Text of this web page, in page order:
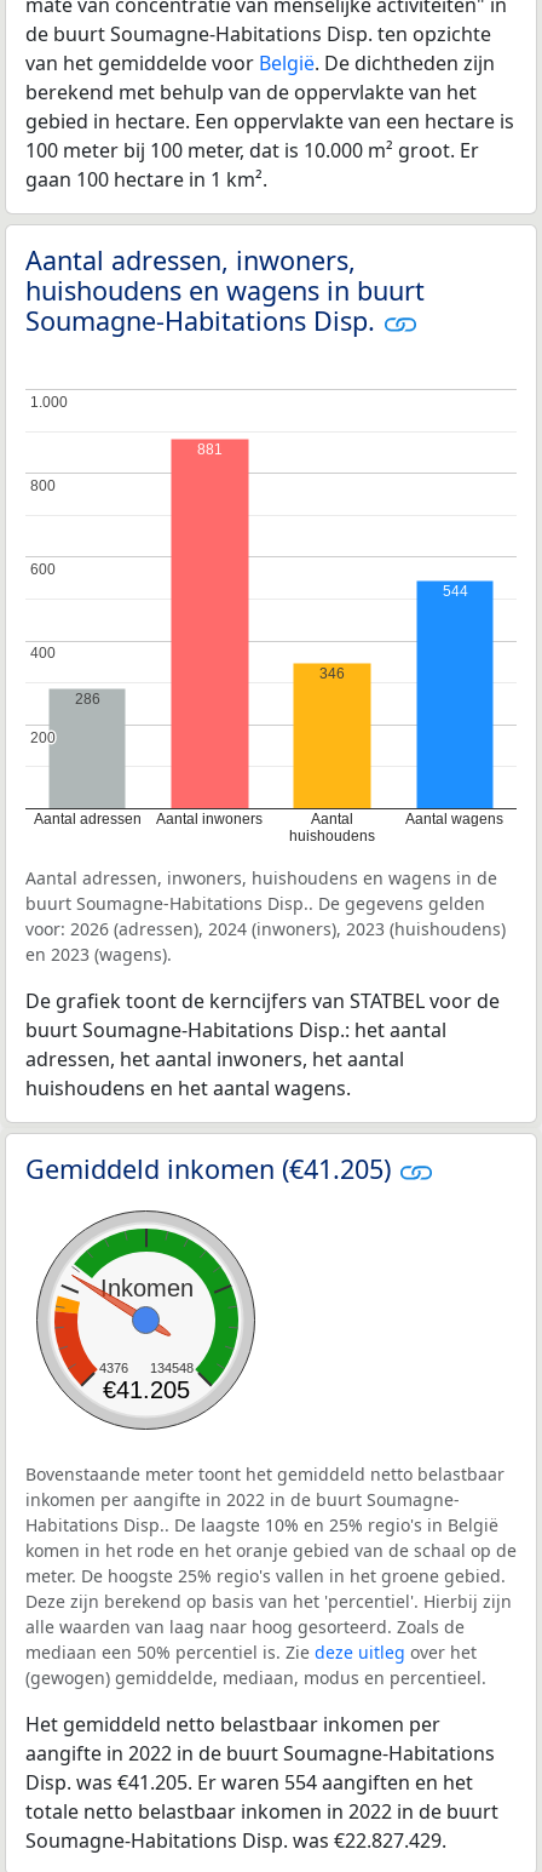
de buurt Soumagne-Habitations Disp. ten opzichte
van het gemiddelde voor België. De dichtheden zijn
berekend met behulp van de oppervlakte van het
gebied in hectare. Een oppervlakte van een hectare is
100 meter bij 100 meter, dat is 10.000 m² groot. Er
gaan 100 hectare in 1 km².
Aantal adressen, inwoners,
huishoudens en wagens in buurt
Soumagne-Habitations Disp.
Aantal adressen Aantal inwoners
Aantal
huishoudens
Aantal wagens
200
200
400
400
600
600
800
800
1.000
1.000
286
881
346
544
Aantal adressen, inwoners, huishoudens en wagens in de
buurt Soumagne-Habitations Disp.. De gegevens gelden
voor: 2026 (adressen), 2024 (inwoners), 2023 (huishoudens)
en 2023 (wagens).
De grafiek toont de kerncijfers van STATBEL voor de
buurt Soumagne-Habitations Disp.: het aantal
adressen, het aantal inwoners, het aantal
huishoudens en het aantal wagens.
Gemiddeld inkomen (€41.205)
Inkomen
4376 134548
€41.205
Bovenstaande meter toont het gemiddeld netto belastbaar
inkomen per aangifte in 2022 in de buurt Soumagne-
Habitations Disp.. De laagste 10% en 25% regio's in België
komen in het rode en het oranje gebied van de schaal op de
meter. De hoogste 25% regio's vallen in het groene gebied.
Deze zijn berekend op basis van het 'percentiel'. Hierbij zijn
alle waarden van laag naar hoog gesorteerd. Zoals de
mediaan een 50% percentiel is. Zie deze uitleg over het
(gewogen) gemiddelde, mediaan, modus en percentieel.
Het gemiddeld netto belastbaar inkomen per
aangifte in 2022 in de buurt Soumagne-Habitations
Disp. was €41.205. Er waren 554 aangiften en het
totale netto belastbaar inkomen in 2022 in de buurt
Soumagne-Habitations Disp. was €22.827.429.